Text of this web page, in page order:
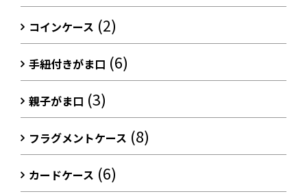
コインケース (2)
手紐付きがま口 (6)
親子がま口 (3)
フラグメントケース (8)
カードケース (6)